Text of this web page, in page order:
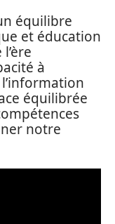
équilibre
et éducation
à
équilibrée
notre